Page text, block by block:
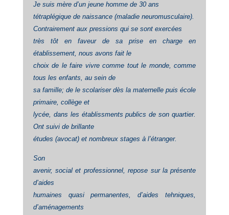
Je suis mère d’un jeune homme de 30 ans
tétraplégique de naissance (maladie neuromusculaire).
Contrairement aux pressions qui se sont exercées
très tôt en faveur de sa prise en charge en
établissement, nous avons fait le
choix de le faire vivre comme tout le monde, comme
tous les enfants, au sein de
sa famille; de le scolariser dès la maternelle puis école
primaire, collège et
lycée, dans les établissments publics de son quartier.
Ont suivi de brillante
études (avocat) et nombreux stages à l’étranger.
Son
avenir, social et professionnel, repose sur la présente
d’aides
humaines quasi permanentes, d’aides tehniques,
d’aménagements